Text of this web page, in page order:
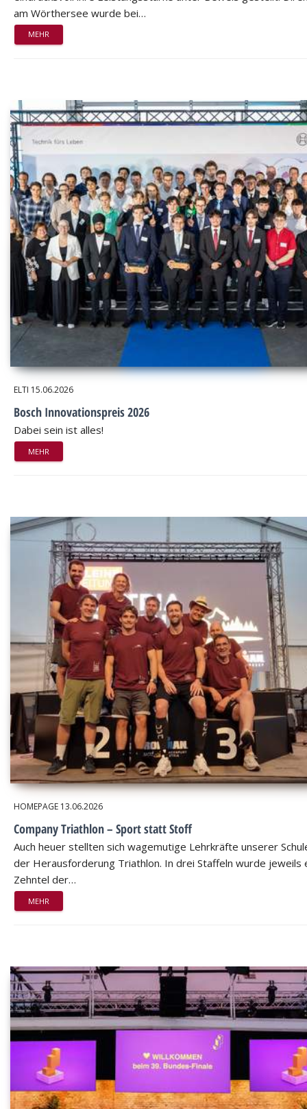
am Wörthersee wurde bei…
MEHR
ELTI 15.06.2026
Bosch Innovationspreis 2026
Dabei sein ist alles!
MEHR
HOMEPAGE 13.06.2026
Company Triathlon – Sport statt Stoff
Auch heuer stellten sich wagemutige Lehrkräfte unserer
der Herausforderung Triathlon. In drei Staffeln wurde jeweils
Zehntel der…
MEHR